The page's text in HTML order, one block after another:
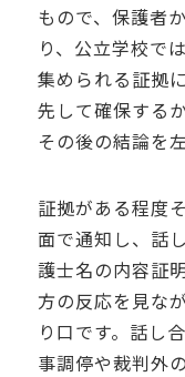
もので、保護者
り、公立学校で
集められる証拠
先して確保する
その後の結論を
証拠がある程度
面で通知し、話
護士名の内容証
方の反応を見な
り口です。話し
事調停や裁判外